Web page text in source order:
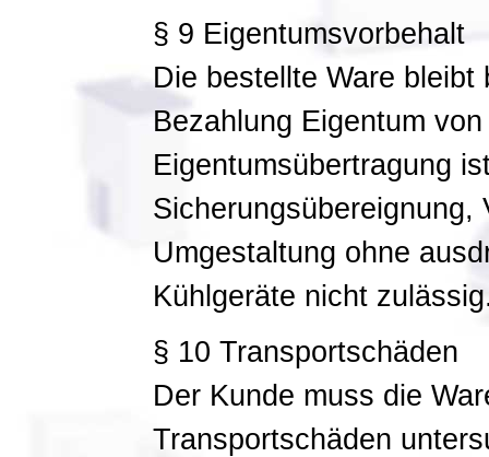
§ 9 Eigentumsvorbehalt
Die bestellte Ware bleibt
Bezahlung Eigentum
Eigentumsübertragung
Sicherungsübereignung,
Umgestaltung ohne
Kühlgeräte nicht
§ 10 Transportschäden
Der Kunde muss die
Transportschäden